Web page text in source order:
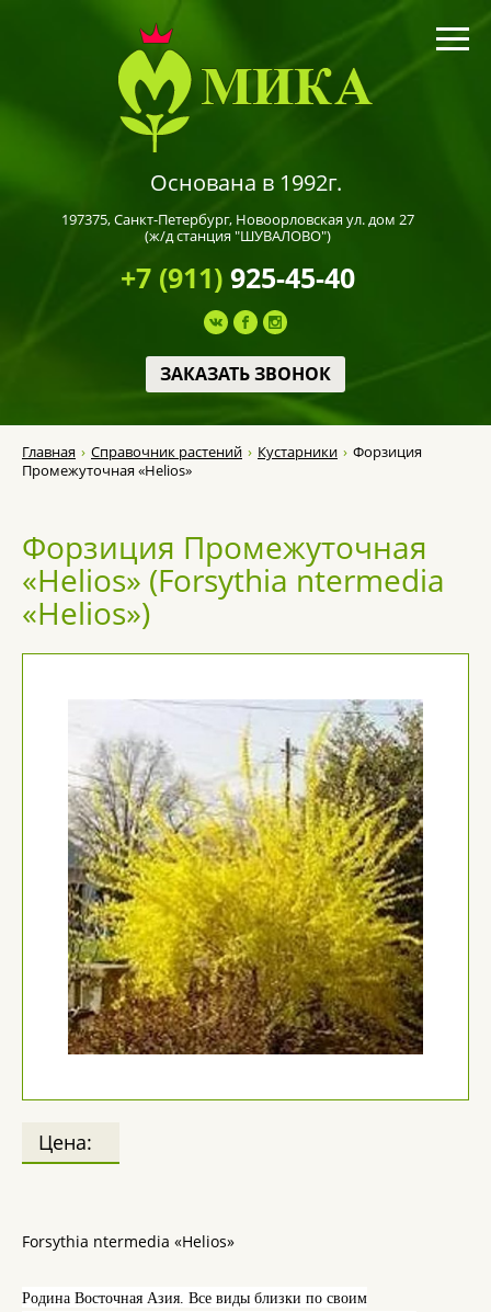
Основана в 1992г.
197375,Санкт-Петербург, Новоорловская ул. дом 27
(ж/д станция "ШУВАЛОВО")
+7 (911)925-45-40
ЗАКАЗАТЬ ЗВОНОК
Главная Справочник растений Кустарники
Форзиция
Промежуточная «Helios»
Форзиция Промежуточная
«Helios» (Forsythia ntermedia
«Helios»)
Цена:
Forsythia ntermedia «Helios»
Родина Восточная Азия. Все виды близки по своим